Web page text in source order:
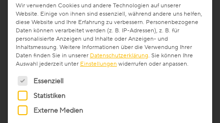
Unsere Top-Seller, Aktionen und
beliebtesten Kollektionen
Professionals
Wahrlich eine Meisterleistung
Weitzer Parkett schafft es seit Jahrzehnten, den
hauseigenen, ganzheitlichen und nachhaltigen
durchzusetzen. Der behutsam gewachsene
Familienbetrieb hat die Wandlung vom Kleinbetrieb
zum international erfolgreichen Unternehmen
Wir verwenden Cookies und andere Technologien auf unserer
Website. Einige von ihnen sind essenziell, während andere uns helfen,
diese Website und Ihre Erfahrung zu verbessern. Personenbezogene
Daten können verarbeitet werden (z. B. IP-Adressen), z. B. für
personalisierte Anzeigen und Inhalte oder Anzeigen- und
Inhaltsmessung. Weitere Informationen über die Verwendung Ihrer
Daten finden Sie in unserer Datenschutzerklärung. Sie können Ihre
Auswahl jederzeit unter Einstellungen widerrufen oder anpassen.
Es folgt eine Liste der Service-Gruppen, für die eine
Essenziell
Statistiken
Externe Medien